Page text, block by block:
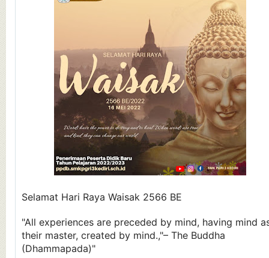
Selamat Hari Raya Waisak 2566 BE
"All experiences are preceded by mind, having mind
their master, created by mind.,"– The Buddha
(Dhammapada)"